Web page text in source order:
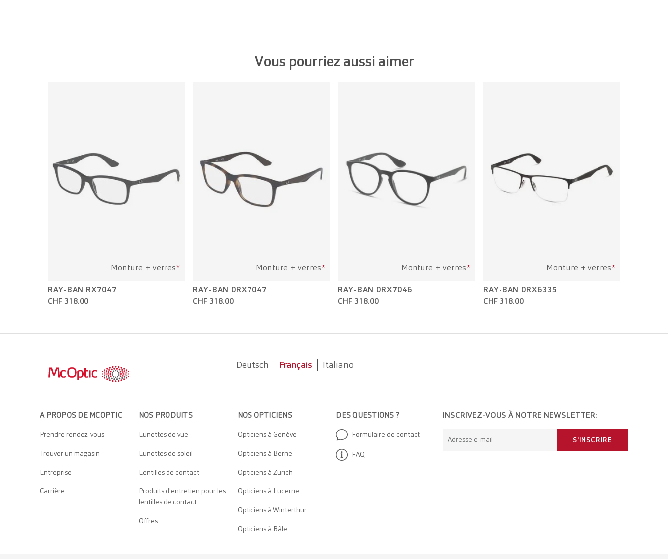
Vous pourriez aussi aimer
Monture + verres*
RAY-BAN RX7047
CHF 318.00
Monture + verres*
RAY-BAN 0RX7047
CHF 318.00
Monture + verres*
RAY-BAN 0RX7046
CHF 318.00
Monture + verres*
RAY-BAN 0RX6335
CHF 318.00
Deutsch Français Italiano
A PROPOS DE MCOPTIC
Prendre rendez-vous
Trouver un magasin
Entreprise
Carrière
NOS PRODUITS
Lunettes de vue
Lunettes de soleil
Lentilles de contact
Produits d'entretien pour les
lentilles de contact
Offres
NOS OPTICIENS
Opticiens à Genève
Opticiens à Berne
Opticiens à Zürich
Opticiens à Lucerne
Opticiens à Winterthur
Opticiens à Bâle
DES QUESTIONS ?
Formulaire de contact
FAQ
INSCRIVEZ-VOUS À NOTRE NEWSLETTER:
Adresse e-mail S'INSCRIRE